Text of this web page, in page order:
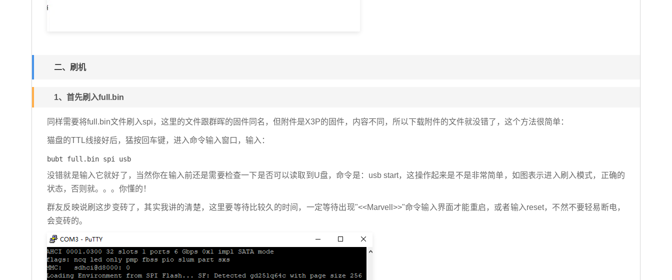
二、刷机
1、首先刷入full.bin
同样需要将full.bin文件刷入spi，这里的文件跟群晖的固件同名，但附件是X3P的固件，内容不同，所以下载附件的文件就没错了，这个方法很简单：
猫盘的TTL线接好后，猛按回车键，进入命令输入窗口，输入：
bubt full.bin spi usb
没错就是输入它就好了，当然你在输入前还是需要检查一下是否可以读取到U盘，命令是：usb start，这操作起来是不是非常简单，如图表示进入刷入模式，正确的
状态，否则就。。。你懂的！
群友反映说刷这步变砖了，其实我讲的清楚，这里要等待比较久的时间，一定等待出现"<<Marvell>>"命令输入界面才能重启，或者输入reset，不然不要轻易断电，
会变砖的。